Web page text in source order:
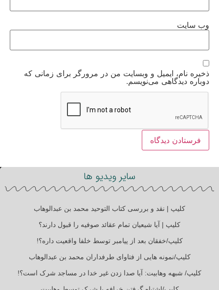
وب‌ سایت
ذخیره نام، ایمیل و وبسایت من در مرورگر برای زمانی که
دوباره دیدگاهی می‌نویسم.
سایر ویدیو ها
کلیپ | نقد و بررسی کتاب التوحید محمد بن عبدالوهاب
کلیپ | آیا شیعیان تمام عقائد صوفیه را قبول دارند؟
کلیپ/خفقان بعد از پیامبر توسط خلفا واقعیت داره؟!
کلیپ/نمونه هایی از فتاوای طرفداران محمد بن عبدالوهاب
کلیپ/ شبهه وهابیت: آیا صدا زدن غیر خدا در مساجد شرک است؟!